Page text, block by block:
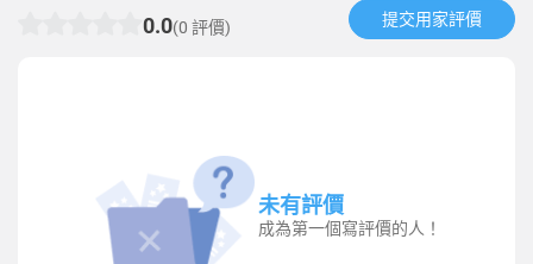
0.0(0 評價) 提交用家評價​
未有評價
成為第一個寫評價的人！